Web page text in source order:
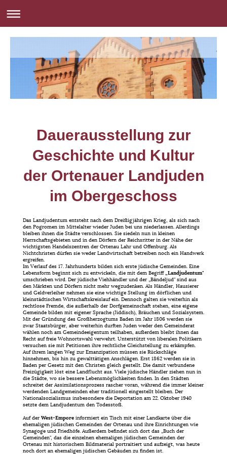
Dauerausstellung zur
Geschichte und Kultur
der Ortenauer Landjuden
im Obergeschoss
Das Landjudentum entsteht nach dem Dreißigjährigen Krieg, als sich nach
den Pogromen im Mittelalter wieder Juden bei uns niederlassen. Allerdings
bleiben ihnen die Städte verschlossen. Sie siedeln nun in kleinen
Herrschaftsgebieten und in den Dörfern der Reichsritter in der Nähe der
wichtigsten Handelszentren der Ortenau Lahr und Offenburg. Als
Nichtchristen dürfen sie weder Landwirtschaft betreiben noch ein Handwerk
ergreifen.
Im Verlauf des 17. Jahrhunderts bilden sich erste jüdische Gemeinden. Eine
Lebensform beginnt sich zu entwickeln, die mit dem Begriff „Landjudentum"
umschrieben wird. Der jüdische Viehhändler und der „Bändeljud" sind aus
den Märkten und Dörfern nicht mehr wegzudenken. Als Händler, Hausierer
und Geldverleiher nehmen sie eine wichtige Stellung im dörflichen und
kleinstädtischen Wirtschaftskreislauf ein. Dennoch galten sie weiterhin als
rechtlose Fremde, die außerhalb der Dorfgemeinschaft stehen, eine eigene
Gemeinde bilden mit eigener Sprache (Jiddisch), Bräuchen und Sozialsystem.
Mit der Gründung des Großherzogtums Baden im Jahr 1806 werden sie
zwar Staatsbürger, aber weiterhin durften Juden weder den Gemeinderat
wählen noch am Gemeindeeigentum teilhaben, außerdem bleibt ihnen das
Recht auf freie Wohnortswahl verwehrt. Unterstützt von liberalen Politikern
versuchen sie mit Petitionen ihre rechtliche Gleichstellung zu erkämpfen.
Auf ihrem langen Weg zur Emanzipation müssen sie Rückschläge
hinnehmen, bis hin zu gewalttätigen Anschlägen. Erst 1862 werden sie in
Baden per Gesetz mit den Christen gleich gestellt. Die damit verbundene
Freizügigkeit löst eine Landflucht aus. Viele jüdische Händler ziehen nun in
die Städte, wo sie bessere Lebensmöglichkeiten finden. In den Städten
schreitet der Assimilationsprozess rascher voran, während die immer kleiner
werdenden Landgemeinden eher traditionell eingestellt bleiben. Der
Nationalsozialismus insbesondere die Deportation am 22. Oktober 1940
setzte dem Landjudentum den Todesstoß.
Auf derWest-Empore informiert ein Tisch mit einer Landkarte über die
ehemaligen jüdischen Gemeinden der Ortenau und ihre Einrichtungen wie
Synagoge und Friedhöfe. Außerdem befindet sich dort das „Buch der
Gemeinden", das die einzelnen ehemaligen jüdischen Gemeinden der
Ortenau mit historischem Bildmaterial portraitiert und aufzeigt, was heute
noch dort an ehemaligen jüdischen Gebäuden zu finden ist.